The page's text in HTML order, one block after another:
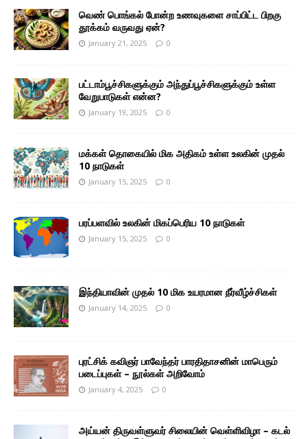
வெண் பொங்கல் போன்ற உணவுகளை சாப்பிட்ட பிறகு
தூக்கம் வருவது ஏன்?
January 21, 2025 0
பட்டாம்பூச்சிகளுக்கும் அந்துப்பூச்சிகளுக்கும் உள்ள
வேறுபாடுகள் என்ன?
January 19, 2025 0
மக்கள் தொகையில் மிக அதிகம் உள்ள உலகின் முதல்
10 நாடுகள்
January 15, 2025 0
பரப்பளவில் உலகின் மிகப்பெரிய 10 நாடுகள்
January 15, 2025 0
இந்தியாவின் முதல் 10 மிக உயரமான நீர்வீழ்ச்சிகள்
January 14, 2025 0
புரட்சிக் கவிஞர் பாவேந்தர் பாரதிதாசனின் மாபெரும்
படைப்புகள் – நூல்கள் அறிவோம்
January 4, 2025 0
அய்யன் திருவள்ளுவர் சிலையின் வெள்ளிவிழா – கடல்